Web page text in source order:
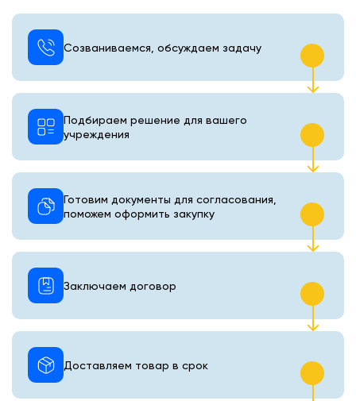
Созваниваемся, обсуждаем задачу
Подбираем решение для вашего
учреждения
Готовим документы для согласования,
поможем оформить закупку
Доставляем товар в срок
Заключаем договор